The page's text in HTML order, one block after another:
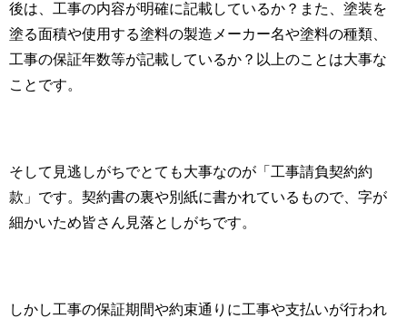
後は、工事の内容が明確に記載しているか？また、塗装を
塗る面積や使用する塗料の製造メーカー名や塗料の種類、
工事の保証年数等が記載しているか？以上のことは大事な
ことです。
そして見逃しがちでとても大事なのが「工事請負契約約
款」です。契約書の裏や別紙に書かれているもので、字が
細かいため皆さん見落としがちです。
しかし工事の保証期間や約束通りに工事や支払いが行われ